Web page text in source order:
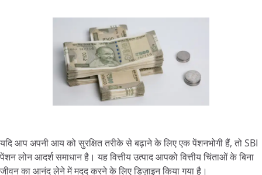
यदि आप अपनी आय को सुरक्षित तरीके से बढ़ाने के लिए एक पेंशनभोगी हैं, तो SBI
पेंशन लोन आदर्श समाधान है। यह वित्तीय उत्पाद आपको वित्तीय चिंताओं के बिना
जीवन का आनंद लेने में मदद करने के लिए डिज़ाइन किया गया है।